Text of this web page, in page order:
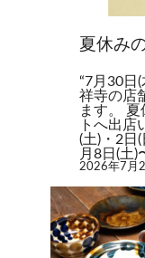
夏休み
“7月30日
祥寺の店
ます。
トへ出
(土)・2
月8日(土)
2026年7月